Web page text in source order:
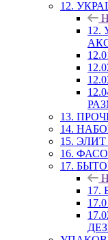
12.
12.
13.
14.
15.
16.
17.